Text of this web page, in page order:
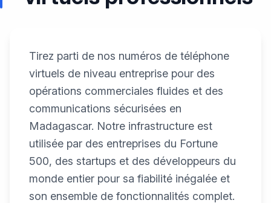
Tirez parti de nos numéros de téléphone
virtuels de niveau entreprise pour des
opérations commerciales fluides et des
communications sécurisées en
Madagascar. Notre infrastructure est
utilisée par des entreprises du Fortune
500, des startups et des développeurs du
monde entier pour sa fiabilité inégalée et
son ensemble de fonctionnalités complet.